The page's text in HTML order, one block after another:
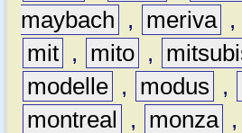
maybach
, meriva ,
mit , mito ,
modelle , modus ,
montreal
, monza ,